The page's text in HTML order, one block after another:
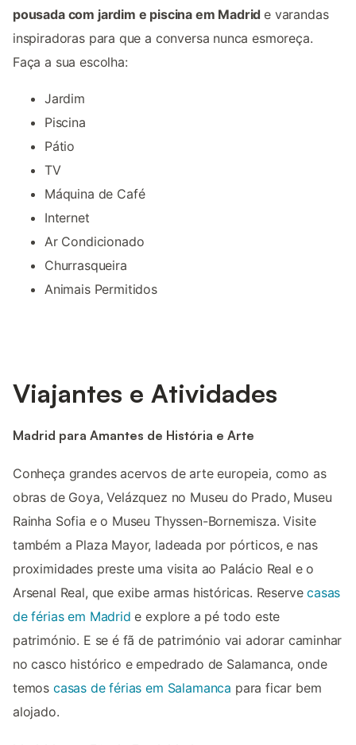
pousada com jardim e piscina em Madride varandas
inspiradoras para que a conversa nunca esmoreça.
Faça a sua escolha:
Jardim
Piscina
Pátio
TV
Máquina de Café
Internet
Ar Condicionado
Churrasqueira
Animais Permitidos
Viajantes e Atividades
Madrid para Amantes de História e Arte
Conheça grandes acervos de arte europeia, como as
obras de Goya, Velázquez no Museu do Prado, Museu
Rainha Sofia e o Museu Thyssen-Bornemisza. Visite
também a Plaza Mayor, ladeada por pórticos, e nas
proximidades preste uma visita ao Palácio Real e o
Arsenal Real, que exibe armas históricas. Reservecasas
de férias em Madrid e explore a pé todo este
património. E se é fã de património vai adorar caminhar
no casco histórico e empedrado de Salamanca, onde
temos casas de férias em Salamanca para ficar bem
alojado.